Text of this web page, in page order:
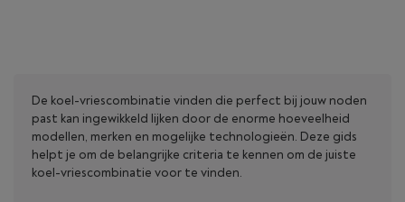
De koel-vriescombinatie vinden die perfect bij jouw noden
past kan ingewikkeld lijken door de enorme hoeveelheid
modellen, merken en mogelijke technologieën. Deze gids
helpt je om de belangrijke criteria te kennen om de juiste
koel-vriescombinatie voor te vinden.